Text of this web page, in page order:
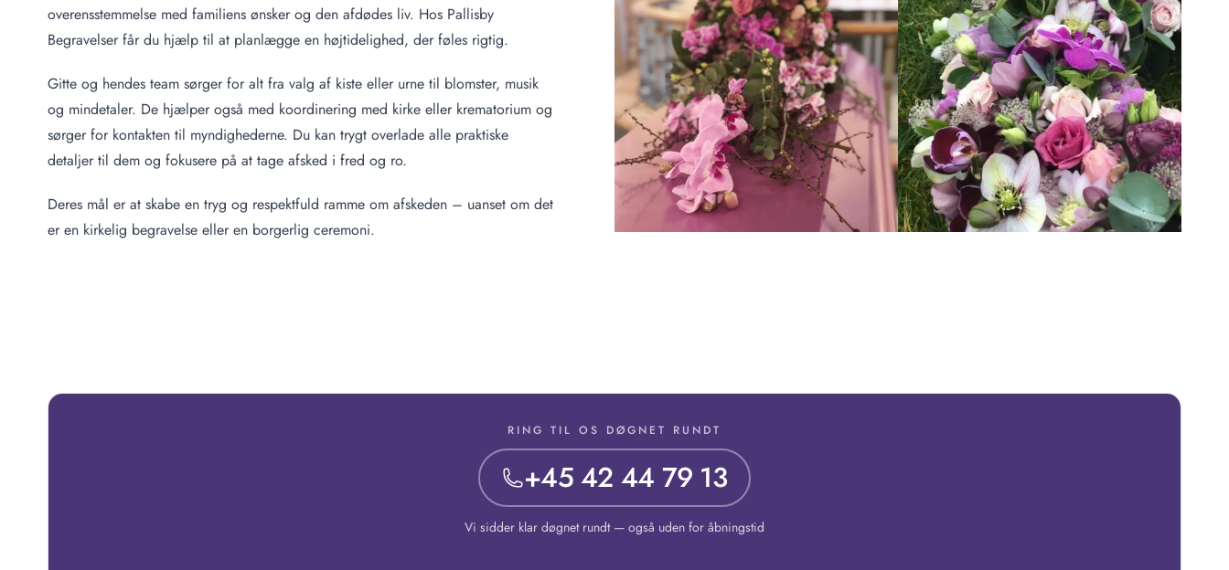
overensstemmelse med familiens ønsker og den afdødes liv. Hos Pallisby
Begravelser får du hjælp til at planlægge en højtidelighed, der føles rigtig.
Gitte og hendes team sørger for alt fra valg af kiste eller urne til blomster, musik
og mindetaler. De hjælper også med koordinering med kirke eller krematorium og
sørger for kontakten til myndighederne. Du kan trygt overlade alle praktiske
detaljer til dem og fokusere på at tage afsked i fred og ro.
Deres mål er at skabe en tryg og respektfuld ramme om afskeden – uanset om det
er en kirkelig begravelse eller en borgerlig ceremoni.
RING TIL OS DØGNET RUNDT
+45 42 44 79 13
Vi sidder klar døgnet rundt — også uden for åbningstid